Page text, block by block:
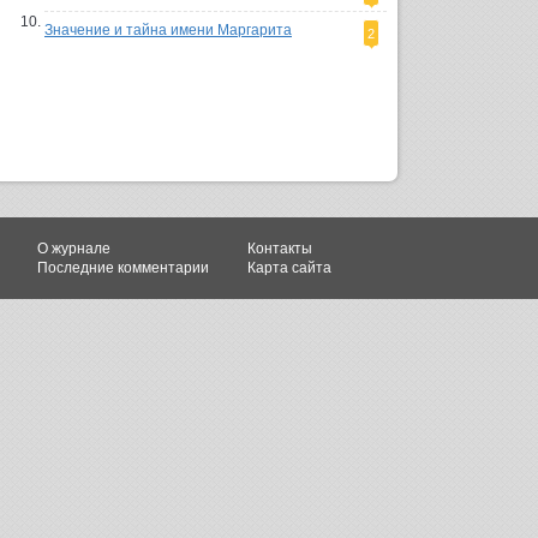
Значение и тайна имени Маргарита 2
О журнале
Контакты
Последние комментарии
Карта сайта